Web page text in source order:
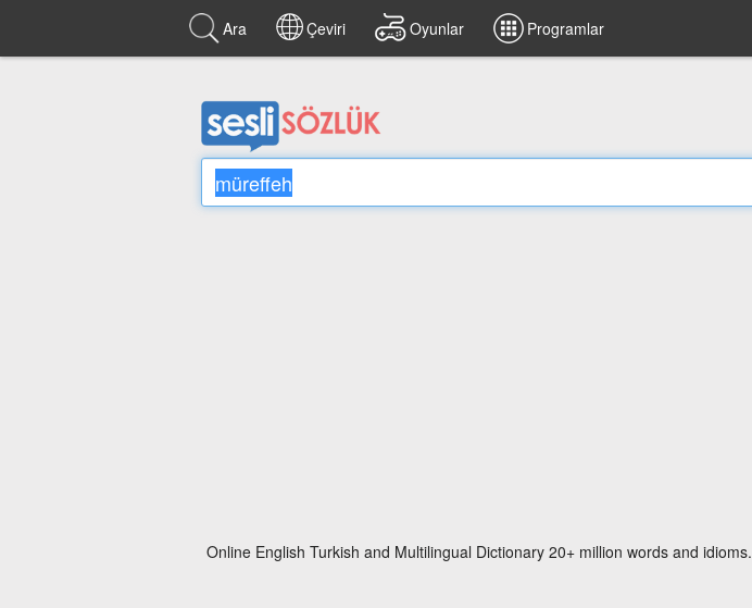
Ara Çeviri Oyunlar Programlar
Online English Turkish and Multilingual Dictionary 20+ million words and idioms.